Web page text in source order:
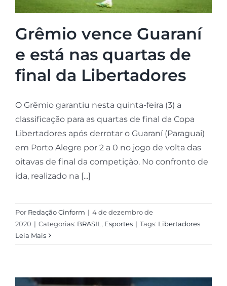
Grêmio vence Guaraní
e está nas quartas de
final da Libertadores
O Grêmio garantiu nesta quinta-feira (3) a
classificação para as quartas de final da Copa
Libertadores após derrotar o Guaraní (Paraguai)
em Porto Alegre por 2 a 0 no jogo de volta das
oitavas de final da competição. No confronto de
ida, realizado na [...]
Por Redação Cinform | 4 de dezembro de
2020 | Categorias: BRASIL, Esportes | Tags: Libertadores
Leia Mais